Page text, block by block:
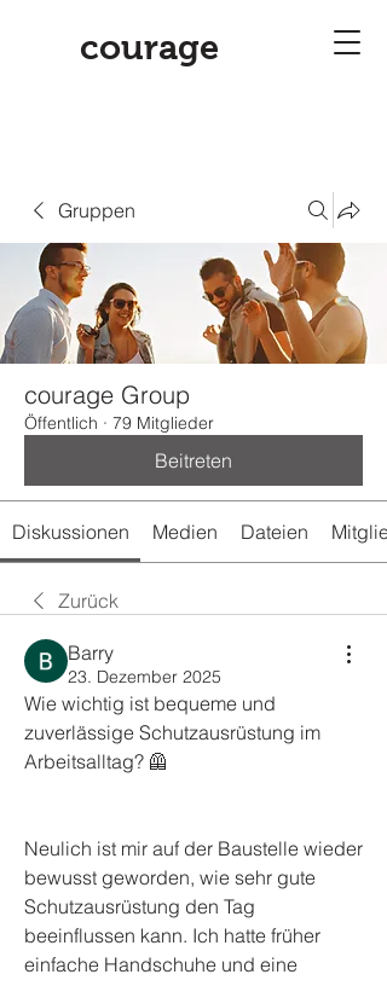
courage
Gruppen
courage Group
Öffentlich · 79 Mitglieder
Beitreten
Diskussionen Medien Dateien
Zurück
Barry
23. Dezember 2025
Wie wichtig ist bequeme und
zuverlässige Schutzausrüstung im
Arbeitsalltag? 🦺
Neulich ist mir auf der Baustelle wieder
bewusst geworden, wie sehr gute
Schutzausrüstung den Tag
beeinflussen kann. Ich hatte früher
einfache Handschuhe und eine